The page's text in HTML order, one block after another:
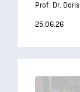
Prof. Dr.
25.06.26